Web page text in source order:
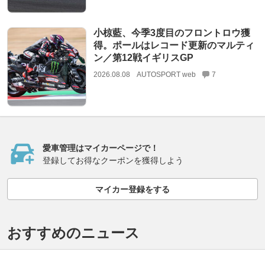
小椋藍、今季3度目のフロントロウ獲
得。ポールはレコード更新のマルティ
ン／第12戦イギリスGP
2026.08.08 AUTOSPORT web 7
愛車管理はマイカーページで！
登録してお得なクーポンを獲得しよう
マイカー登録をする
おすすめのニュース